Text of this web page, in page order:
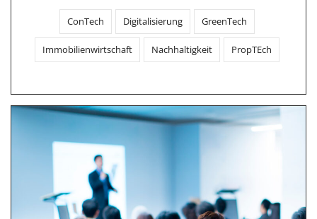
ConTech Digitalisierung GreenTech
Immobilienwirtschaft Nachhaltigkeit PropTEch